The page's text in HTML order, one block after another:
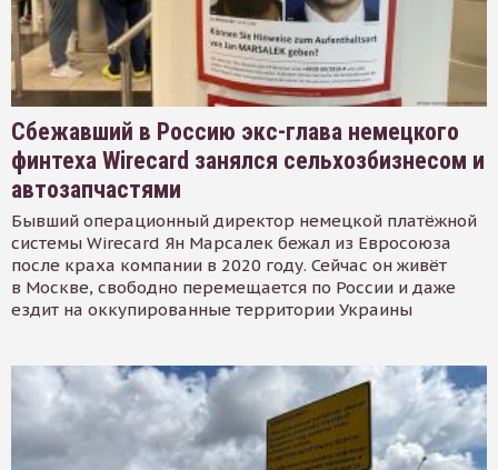
Сбежавший в Россию экс-глава немецкого
финтеха Wirecard занялся сельхозбизнесом и
автозапчастями
Бывший операционный директор немецкой платёжной
системы Wirecard Ян Марсалек бежал из Евросоюза
после краха компании в 2020 году. Сейчас он живёт
в Москве, свободно перемещается по России и даже
ездит на оккупированные территории Украины